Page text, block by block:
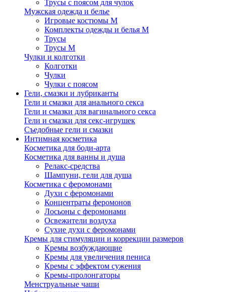
Трусы с поясом для чулок
Мужская одежда и белье
Игровые костюмы М
Комплекты одежды и белья М
Трусы
Трусы М
Чулки и колготки
Колготки
Чулки
Чулки с поясом
Гели, смазки и лубриканты
Гели и смазки для анального секса
Гели и смазки для вагинального секса
Гели и смазки для секс-игрушек
Съедобные гели и смазки
Интимная косметика
Косметика для боди-арта
Косметика для ванны и душа
Релакс-средства
Шампуни, гели для душа
Косметика с феромонами
Духи с феромонами
Концентраты феромонов
Лосьоны с феромонами
Освежители воздуха
Сухие духи с феромонами
Кремы для стимуляции и коррекции размеров
Кремы возбуждающие
Кремы для увеличения пениса
Кремы с эффектом сужения
Кремы-пролонгаторы
Менструальные чаши